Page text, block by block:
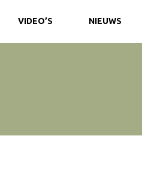
VIDEO’S NIEUWS